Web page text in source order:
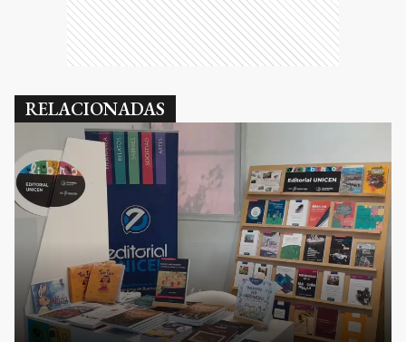
RELACIONADAS